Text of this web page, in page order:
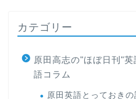
カテゴリー
原田高志の"ほぼ日刊"
語コラム
原田英語とっておきの